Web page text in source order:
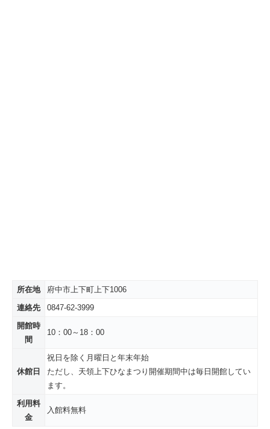
所在地
府中市上下町上下1006
連絡先
0847-62-3999
開館時
間
10：00～18：00
休館日
祝日を除く月曜日と年末年始
ただし、天領上下ひなまつり開催期間中は毎日開館してい
ます。
利用料
金
入館料無料